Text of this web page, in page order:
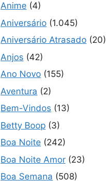
Anime (4)
Aniversário (1.045)
Aniversário Atrasado (20)
Anjos (42)
Ano Novo (155)
Aventura (2)
Bem-Vindos (13)
Betty Boop (3)
Boa Noite (242)
Boa Noite Amor (23)
Boa Semana (508)